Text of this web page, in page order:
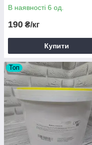
В наявності 6 од.
190 ₴/кг
Купити
Топ